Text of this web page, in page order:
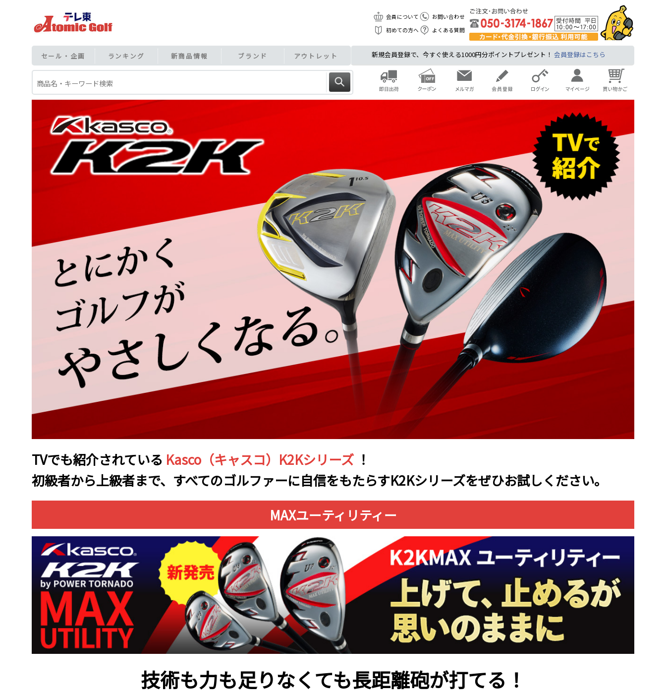
会員について
お問い合わせ
初めての方へ
よくある質問
セール・企画 ランキング 新商品情報 ブランド アウトレット 新規会員登録で、今すぐ使える1000円分ポイントプレゼント！ 会員登録はこちら
TVでも紹介されている Kasco（キャスコ）K2Kシリーズ ！
初級者から上級者まで、すべてのゴルファーに自信をもたらすK2Kシリーズをぜひお試しください。
MAXユーティリティー
技術も力も足りなくても長距離砲が打てる！